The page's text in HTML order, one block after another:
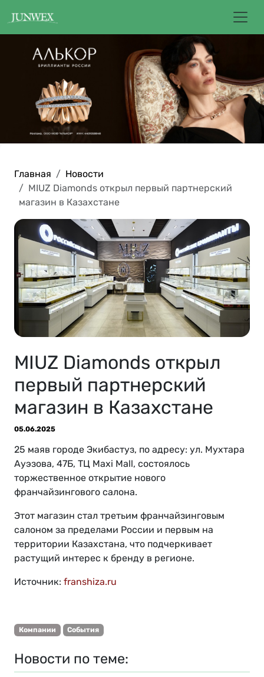
Главная
Новости
MIUZ Diamonds открыл первый партнерский
магазин в Казахстане
MIUZ Diamonds открыл
первый партнерский
магазин в Казахстане
05.06.2025
25 маяв городе Экибастуз, по адресу: ул. Мухтара
Ауэзова, 47Б, ТЦ Maxi Mall, состоялось
торжественное открытие нового
франчайзингового салона.
Этот магазин стал третьим франчайзинговым
салоном за пределами России и первым на
территории Казахстана, что подчеркивает
растущий интерес к бренду в регионе.
Источник: franshiza.ru
Компании События
Новости по теме: